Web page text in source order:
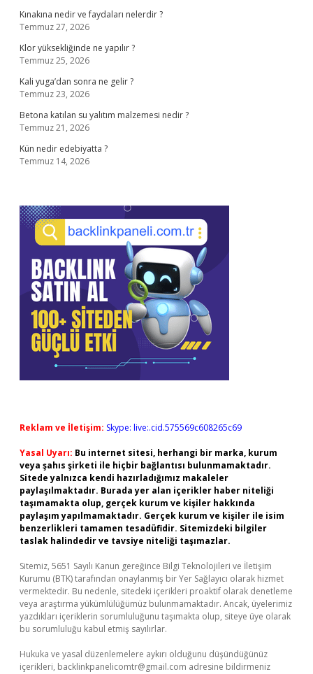
Kınakına nedir ve faydaları nelerdir ?
Temmuz 27, 2026
Klor yüksekliğinde ne yapılır ?
Temmuz 25, 2026
Kali yuga’dan sonra ne gelir ?
Temmuz 23, 2026
Betona katılan su yalıtım malzemesi nedir ?
Temmuz 21, 2026
Kün nedir edebiyatta ?
Temmuz 14, 2026
Reklam ve İletişim: Skype: live:.cid.575569c608265c69
Yasal Uyarı: Bu internet sitesi, herhangi bir marka, kurum
veya şahıs şirketi ile hiçbir bağlantısı bulunmamaktadır.
Sitede yalnızca kendi hazırladığımız makaleler
paylaşılmaktadır. Burada yer alan içerikler haber niteliği
taşımamakta olup, gerçek kurum ve kişiler hakkında
paylaşım yapılmamaktadır. Gerçek kurum ve kişiler ile isim
benzerlikleri tamamen tesadüfidir. Sitemizdeki bilgiler
taslak halindedir ve tavsiye niteliği taşımazlar.
Sitemiz, 5651 Sayılı Kanun gereğince Bilgi Teknolojileri ve İletişim
Kurumu (BTK) tarafından onaylanmış bir Yer Sağlayıcı olarak hizmet
vermektedir. Bu nedenle, sitedeki içerikleri proaktif olarak denetleme
veya araştırma yükümlülüğümüz bulunmamaktadır. Ancak, üyelerimiz
yazdıkları içeriklerin sorumluluğunu taşımakta olup, siteye üye olarak
bu sorumluluğu kabul etmiş sayılırlar.
Hukuka ve yasal düzenlemelere aykırı olduğunu düşündüğünüz
içerikleri, backlinkpanelicomtr@gmail.com adresine bildirmeniz